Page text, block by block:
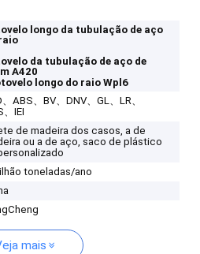
longo da tubulação de aço
da tubulação de aço de
A420
longo do raio Wpl6
、ABS、BV、DNV、GL、LR、
、IEI
de madeira dos casos, a de
ou a de aço, saco de plástico
toneladas/ano
mais